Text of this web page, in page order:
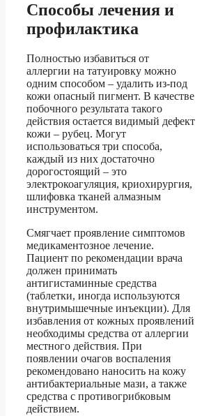
Способы лечения и
профилактика
Полностью избавиться от
аллергии на татуировку можно
одним способом – удалить из-под
кожи опасный пигмент. В качестве
побочного результата такого
действия остается видимый дефект
кожи – рубец. Могут
использоваться три способа,
каждый из них достаточно
дорогостоящий – это
электрокоагуляция, криохирургия,
шлифовка тканей алмазным
инструментом.
Смягчает проявление симптомов
медикаментозное лечение.
Пациент по рекомендации врача
должен принимать
антигистаминные средства
(таблетки, иногда используются
внутримышечные инъекции). Для
избавления от кожных проявлений
необходимы средства от аллергии
местного действия. При
появлении очагов воспаления
рекомендовано наносить на кожу
антибактериальные мази, а также
средства с противогрибковым
действием.